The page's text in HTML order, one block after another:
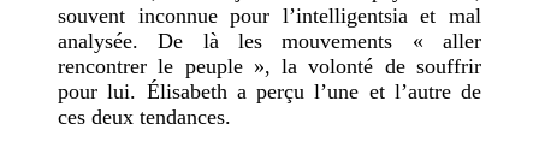
souvent inconnue pour l’intelligentsia et mal
analysée. De là les mouvements « aller
rencontrer le peuple », la volonté de souffrir
pour lui. Élisabeth a perçu l’une et l’autre de
ces deux tendances.